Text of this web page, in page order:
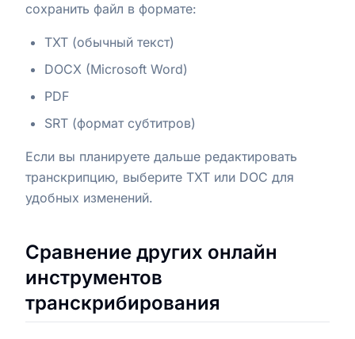
сохранить файл в формате:
TXT (обычный текст)
DOCX (Microsoft Word)
PDF
SRT (формат субтитров)
Если вы планируете дальше редактировать
транскрипцию, выберите TXT или DOC для
удобных изменений.
Сравнение других онлайн
инструментов
транскрибирования